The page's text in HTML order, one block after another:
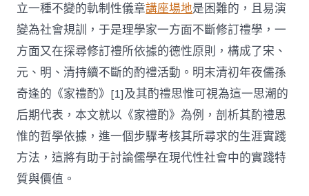
立一種不變的軌制性儀章講座場地是困難的，且易演
變為社會規訓，于是理學家一方面不斷修訂禮學，一
方面又在探尋修訂禮所依據的德性原則，構成了宋、
元、明、清持續不斷的酌禮活動。明末清初年夜儒孫
奇逢的《家禮酌》[1]及其酌禮思惟可視為這一思潮的
后期代表，本文就以《家禮酌》為例，剖析其酌禮思
惟的哲學依據，進一個步驟考核其所尋求的生涯實踐
方法，這將有助于討論儒學在現代性社會中的實踐特
質與價值。